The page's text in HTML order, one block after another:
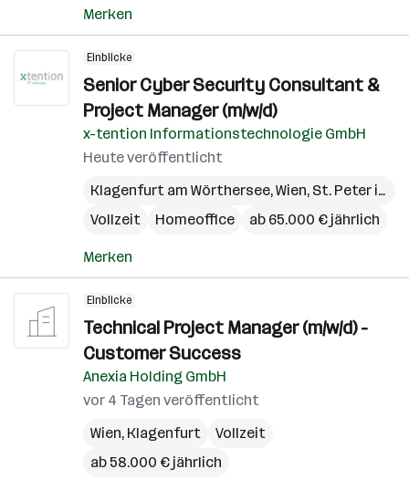
Merken
Einblicke
Senior Cyber Security Consultant &
Project Manager (m/w/d)
x-tention Informationstechnologie GmbH
Heute veröffentlicht
Klagenfurt am Wörthersee,Wien, St. Peter in der Au
Vollzeit
Homeoffice ab 65.000 € jährlich
Merken
Einblicke
Technical Project Manager (m/w/d) -
Customer Success
Anexia Holding GmbH
vor 4 Tagen veröffentlicht
Wien, Klagenfurt
Vollzeit
ab 58.000 € jährlich